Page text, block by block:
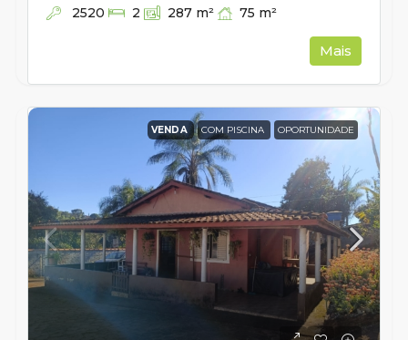
2520 2 287 m² 75 m²
Mais
VENDA COM PISCINA OPORTUNIDADE